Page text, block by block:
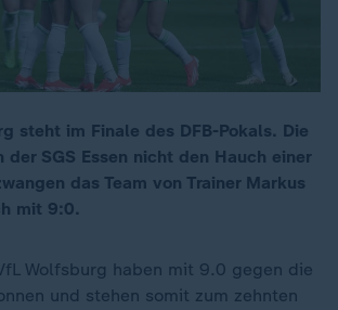
steht im Finale des DFB-Pokals. Die
der SGS Essen nicht den Hauch einer
das Team von Trainer Markus
mit 9:0.
Wolfsburg haben mit 9.0 gegen die
und stehen somit zum zehnten